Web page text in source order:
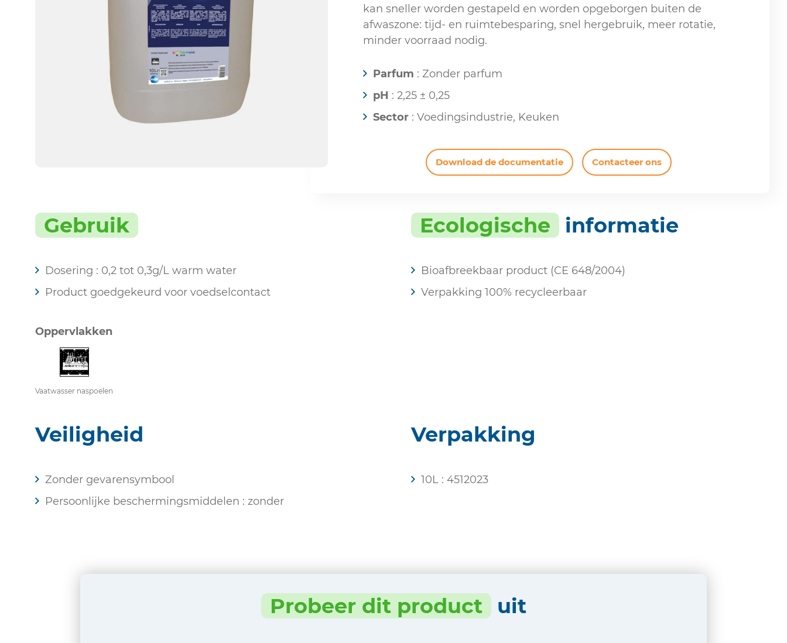
kan sneller worden gestapeld en worden opgeborgen buiten de
afwaszone: tijd- en ruimtebesparing, snel hergebruik, meer rotatie,
minder voorraad nodig.
Parfum : Zonder parfum
pH : 2,25 ± 0,25
Sector : Voedingsindustrie, Keuken
Download de documentatie Contacteer ons
Gebruik
Dosering : 0,2 tot 0,3g/L warm water
Product goedgekeurd voor voedselcontact
Oppervlakken
Vaatwasser naspoelen
Ecologische informatie
Bioafbreekbaar product (CE 648/2004)
Verpakking 100% recycleerbaar
Veiligheid
Zonder gevarensymbool
Persoonlijke beschermingsmiddelen : zonder
Verpakking
10L : 4512023
Probeer dit product uit